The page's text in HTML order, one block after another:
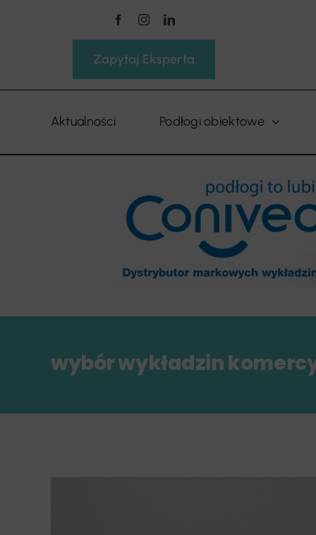
Zapytaj Eksperta
Aktualności Podłogi obiektowe
wybór wykładzin